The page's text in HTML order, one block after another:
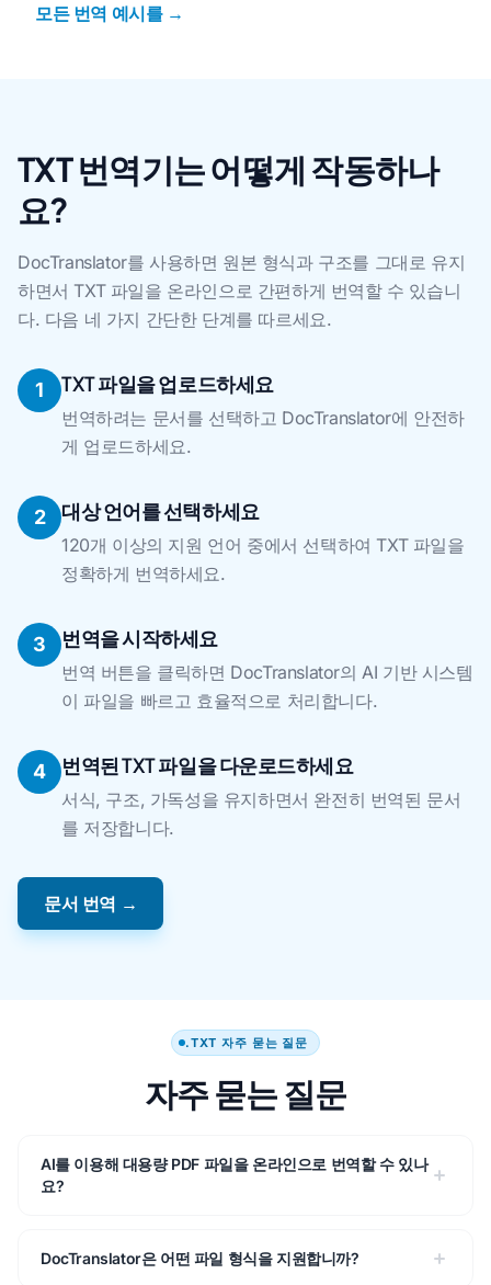
모든 번역 예시를 →
TXT 번역기는 어떻게 작동하나
요?
DocTranslator를 사용하면 원본 형식과 구조를 그대로 유지
하면서 TXT 파일을 온라인으로 간편하게 번역할 수 있습니
다. 다음 네 가지 간단한 단계를 따르세요.
1 TXT 파일을 업로드하세요
번역하려는 문서를 선택하고 DocTranslator에 안전하
게 업로드하세요.
2 대상 언어를 선택하세요
120개 이상의 지원 언어 중에서 선택하여 TXT 파일을
정확하게 번역하세요.
3 번역을 시작하세요
번역 버튼을 클릭하면 DocTranslator의 AI 기반 시스템
이 파일을 빠르고 효율적으로 처리합니다.
4 번역된 TXT 파일을 다운로드하세요
서식, 구조, 가독성을 유지하면서 완전히 번역된 문서
를 저장합니다.
문서 번역 →
.TXT 자주 묻는 질문
자주 묻는 질문
AI를 이용해 대용량 PDF 파일을 온라인으로 번역할 수 있나
요?
DocTranslator은 어떤 파일 형식을 지원합니까?